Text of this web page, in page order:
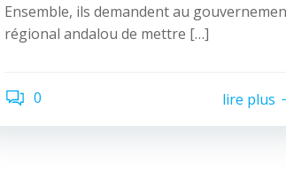
Ensemble, ils demandent au
régional andalou de mettre […]
0 lire plus